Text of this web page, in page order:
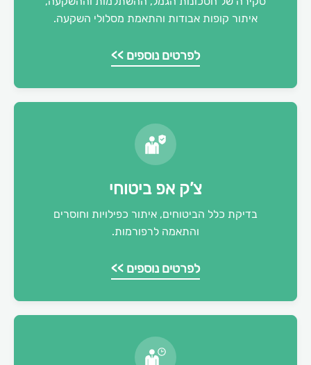
איתור קופות אבודות והתאמת מסלולי השקעה.
לפרטים נוספים >>
צ’ק אפ ביטוחי
בדיקת כלל הביטוחים, איתור כפילויות וחוסרים
והתאמה לרפורמות.
לפרטים נוספים >>